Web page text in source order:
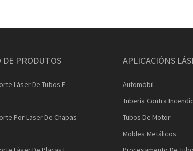
DE PRODUTOS
Láser De Tubos E
Por Láser De Chapas
APLICACIÓNS
Automóbil
Tubería Contra
Tubos De Motor
Mobles Metálicos